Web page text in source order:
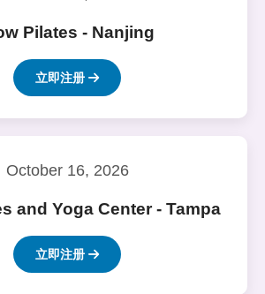
Pilates - Nanjing
立即注册
October 16, 2026
and Yoga Center - Tampa
立即注册